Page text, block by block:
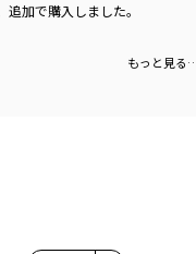
加で購入しました。
もっと見る